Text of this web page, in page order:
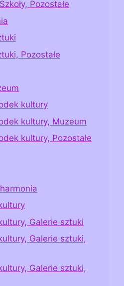
Pozostałe
Pozostałe
kultury
kultury, Muzeum
kultury, Pozostałe
Galerie sztuki
Galerie sztuki,
Galerie sztuki,